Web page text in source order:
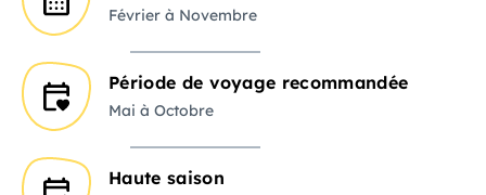
Février à Novembre
Période de voyage recommandée
Mai à Octobre
Haute saison